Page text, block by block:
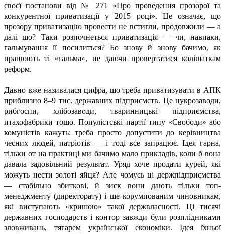
своєї постанови від № 271 «Про проведення прозорої та
конкурентної приватизації у 2015 році». Це означає, що
прозору приватизацію провести не встигли, продовжили — а
далі що? Таки розпочнеться приватизація — чи, навпаки,
гальмування її посилиться? Бо знову й знову бачимо, як
працюють ті «гальма», не даючи провертатися коліщаткам
реформ.
Давно вже називалася цифра, що треба приватизувати в АПК
приблизно 8–9 тис. державних підприємств. Це цукрозаводи,
рибгоспи, хлібозаводи, тваринницькі підприємства,
птахофабрики тощо. Популістські партії типу «Свободи» або
комуністів кажуть: треба просто допустити до керівництва
чесних людей, патріотів — і тоді все запрацює. Ідея гарна,
тільки от на практиці ми бачимо мало прикладів, коли б вона
давала задовільний результат. Уряд хоче продати курей, які
можуть нести золоті яйця? Але чомусь ці держпідприємства
— стабільно збиткові, й зиск вони дають тільки топ-
менеджменту (директорату) і ще корумпованим чиновникам,
які виступають «кришою» такої держвласності. Ці тисячі
державних господарств і контор завжди були розплідниками
зловживань, тягарем української економіки. Ідея їхньої